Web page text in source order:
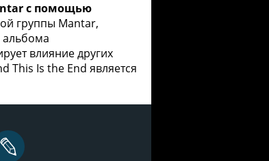
с помощью
группы Mantar,
альбома
влияние других
This Is the End является